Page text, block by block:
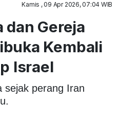
Kamis , 09 Apr 2026, 07:04 WIB
dan Gereja
Kembali
Israel
sejak perang Iran